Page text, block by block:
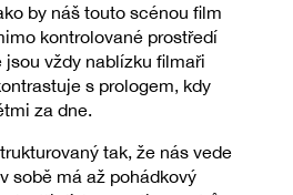
by náš touto scénou film
kontrolované prostředí
vždy nablízku filmaři
s prologem, kdy
za dne.
tak, že nás vede
sobě má až pohádkový